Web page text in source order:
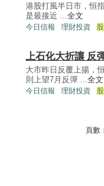
港股打風半日市，恒
是最接近 ... 全文
今日信報 理財投資
上石化大折讓 反
大市昨日反覆上揚，
則上望7月反彈 ... 全文
今日信報 理財投資
頁數：